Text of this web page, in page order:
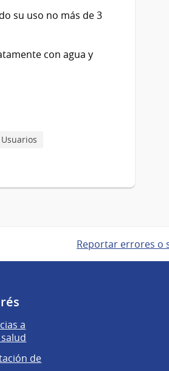
su uso no más de 3
con agua y
Usuarios
Reportar errores o
a
de